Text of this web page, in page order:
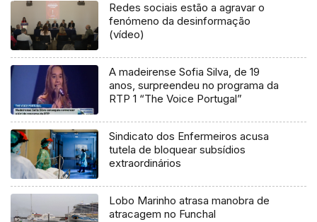
Redes sociais estão a agravar o
fenómeno da desinformação
(vídeo)
A madeirense Sofia Silva, de 19
anos, surpreendeu no programa da
RTP 1 “The Voice Portugal”
Sindicato dos Enfermeiros acusa
tutela de bloquear subsídios
extraordinários
Lobo Marinho atrasa manobra de
atracagem no Funchal